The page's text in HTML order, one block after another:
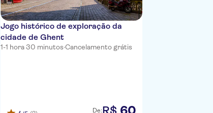
Jogo histórico de exploração da
cidade de Ghent
1-1 hora 30 minutos·Cancelamento grátis
De: